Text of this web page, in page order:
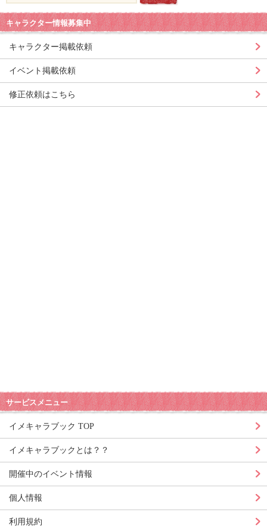
キャラクター情報募集中
キャラクター掲載依頼
イベント掲載依頼
修正依頼はこちら
サービスメニュー
イメキャラブック TOP
イメキャラブックとは？？
開催中のイベント情報
個人情報
利用規約